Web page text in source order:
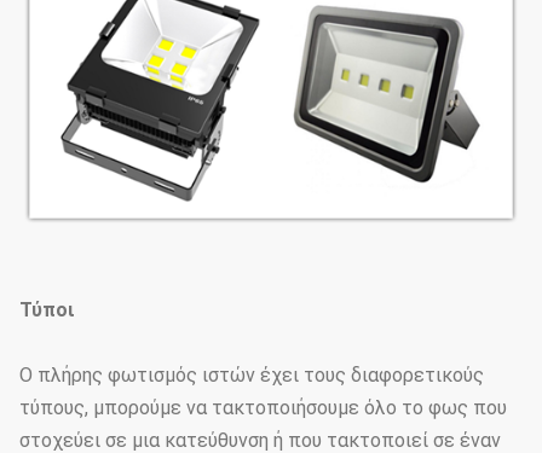
Τύποι
Ο πλήρης φωτισμός ιστών έχει τους διαφορετικούς
τύπους, μπορούμε να τακτοποιήσουμε όλο το φως που
στοχεύει σε μια κατεύθυνση ή που τακτοποιεί σε έναν